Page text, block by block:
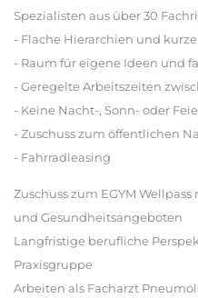
Spezialisten aus über 30
- Flache Hierarchien und
- Raum für eigene Ideen und
- Geregelte Arbeitszeiten
- Keine Nacht-, Sonn- oder
- Zuschuss zum öffentlichen
- Fahrradleasing
Zuschuss zum EGYM
und Gesundheitsangeboten
Langfristige berufliche
Praxisgruppe
Arbeiten als Facharzt